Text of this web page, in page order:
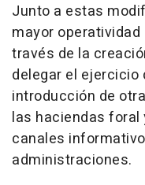
Junto a estas
mayor operatividad
través de la
delegar el ejercicio
introducción de
las haciendas
canales
administraciones.